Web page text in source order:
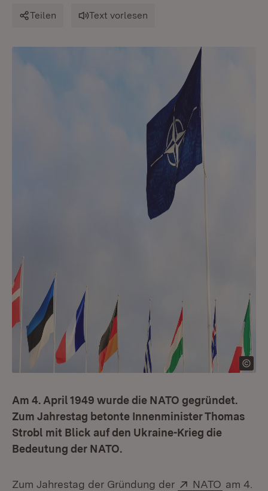
Teilen Text vorlesen
Am 4. April 1949 wurde die NATO gegründet.
Zum Jahrestag betonte Innenminister Thomas
Strobl mit Blick auf den Ukraine-Krieg die
Bedeutung der NATO.
Zum Jahrestag der Gründung der Extern:
NATO (Öffnet
am 4.